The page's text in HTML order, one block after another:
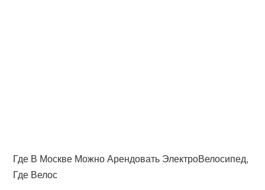
Где В Москве Можно Арендовать ЭлектроВелосипед,
Где Велос